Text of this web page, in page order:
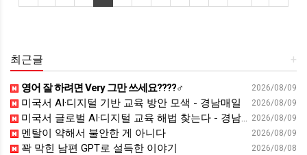
+
최근글
2026/08/09
영어 잘 하려면 Very 그만 쓰세요????‍♂️
2026/08/09
미국서 AI·디지털 기반 교육 방안 모색 - 경남매일
2026/08/09
미국서 글로벌 AI·디지털 교육 해법 찾는다 - 경남일보
2026/08/09
멘탈이 약해서 불안한 게 아니다
2026/08/08
꽉 막힌 남편 GPT로 설득한 이야기